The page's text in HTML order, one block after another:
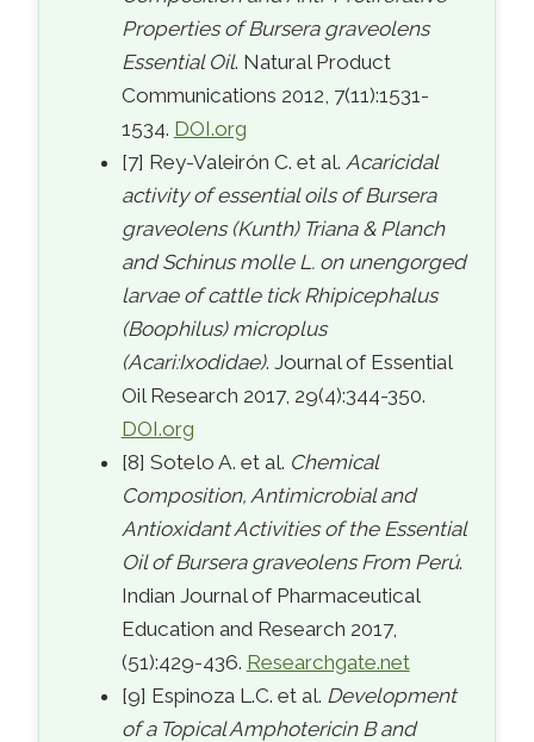
Properties of Bursera graveolens
Essential Oil. Natural Product
Communications 2012, 7(11):1531-
1534. DOI.org
[7] Rey-Valeirón C. et al. Acaricidal
activity of essential oils of Bursera
graveolens (Kunth) Triana & Planch
and Schinus molle L. on unengorged
larvae of cattle tick Rhipicephalus
(Boophilus) microplus
(Acari:Ixodidae). Journal of Essential
Oil Research 2017, 29(4):344-350.
DOI.org
[8] Sotelo A. et al. Chemical
Composition, Antimicrobial and
Antioxidant Activities of the Essential
Oil of Bursera graveolens From Perú.
Indian Journal of Pharmaceutical
Education and Research 2017,
(51):429-436. Researchgate.net
[9] Espinoza L.C. et al. Development
of a Topical Amphotericin B and